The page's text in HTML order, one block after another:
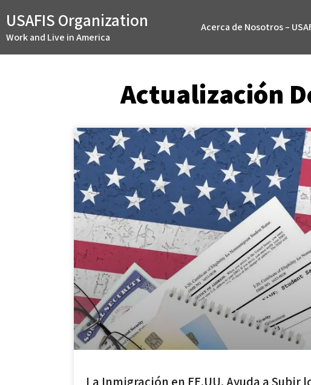
USAFIS Organization
Work and Live in America
Acerca de Nosotros –
Actualización
La Inmigración en EE.UU. Ayuda a Subir